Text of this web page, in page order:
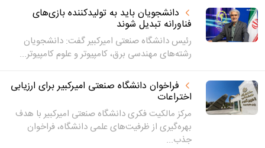
دانشجویان باید به تولیدکننده بازی‌های
فناورانه تبدیل شوند
رئیس دانشگاه صنعتی امیرکبیر گفت: دانشجویان
رشته‌های مهندسی برق، کامپیوتر و علوم کامپیوتر...
فراخوان دانشگاه صنعتی امیرکبیر برای ارزیابی
اختراعات
مرکز مالکیت فکری دانشگاه صنعتی امیرکبیر با هدف
بهره‌گیری از ظرفیت‌های علمی دانشگاه، فراخوان
جذب...